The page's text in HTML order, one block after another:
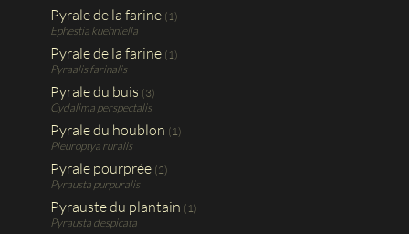
Pyrale de la farine (1)
Ephestia kuehniella
Pyrale de la farine (1)
Pyraalis farinalis
Pyrale du buis (3)
Cydalima perspectalis
Pyrale du houblon (1)
Pleuroptya ruralis
Pyrale pourprée (2)
Pyrausta purpuralis
Pyrauste du plantain (1)
Pyrausta despicata